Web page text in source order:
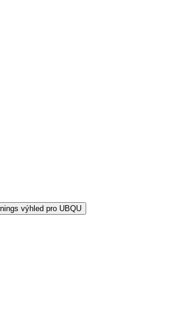
výhled pro UBQU